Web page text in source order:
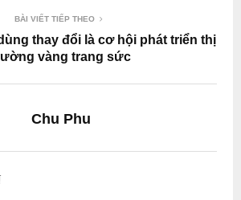
BÀI VIẾT TIẾP THEO
thay đổi là cơ hội phát triển thị
vàng trang sức
Chu Phu